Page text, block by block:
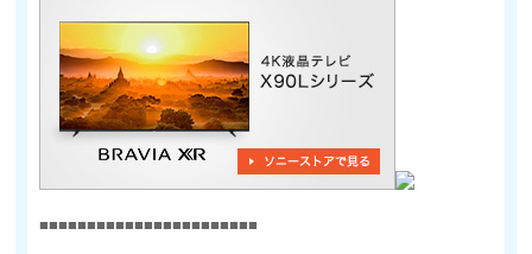
■■■■■■■■■■■■■■■■■■■■■■■